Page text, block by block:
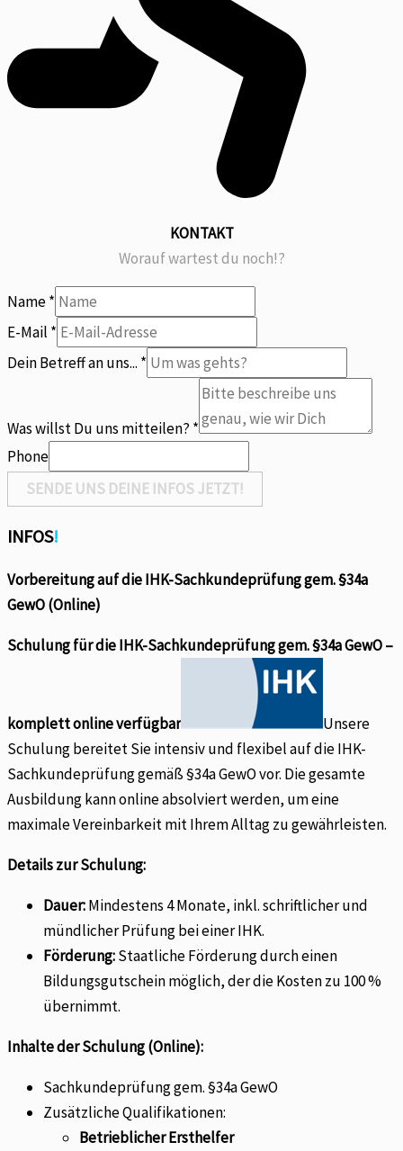
KONTAKT
Worauf wartest du noch!?
Name*
Du
uns
E-Mail *
Dein Betreff an uns... *
Was willst Du uns mitteilen? *
Phone
SENDE UNS DEINE INFOS JETZT!
INFOS!
Vorbereitung auf die IHK-Sachkundeprüfung gem. §34a
GewO (Online)
Schulung für die IHK-Sachkundeprüfung gem. §34a GewO –
komplett online verfügbar
Unsere
Schulung bereitet Sie intensiv und flexibel auf die IHK-
Sachkundeprüfung gemäß §34a GewO vor. Die gesamte
Ausbildung kann online absolviert werden, um eine
maximale Vereinbarkeit mit Ihrem Alltag zu gewährleisten.
Details zur Schulung:
Dauer:Mindestens 4 Monate, inkl. schriftlicher und
mündlicher Prüfung bei einer IHK.
Förderung:Staatliche Förderung durch einen
Bildungsgutschein möglich, der die Kosten zu 100 %
übernimmt.
Inhalte der Schulung (Online):
Sachkundeprüfung gem. §34a GewO
Zusätzliche Qualifikationen:
Betrieblicher Ersthelfer